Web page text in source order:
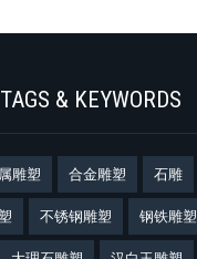
& KEYWORDS
雕塑 合金雕塑 石雕
不锈钢雕塑 钢铁雕塑